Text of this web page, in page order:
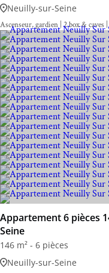
Neuilly-sur-Seine
Ascenseur, gardien | 2 box &
Appartement 6 pièces
Seine
146 m² - 6 pièces
Neuilly-sur-Seine